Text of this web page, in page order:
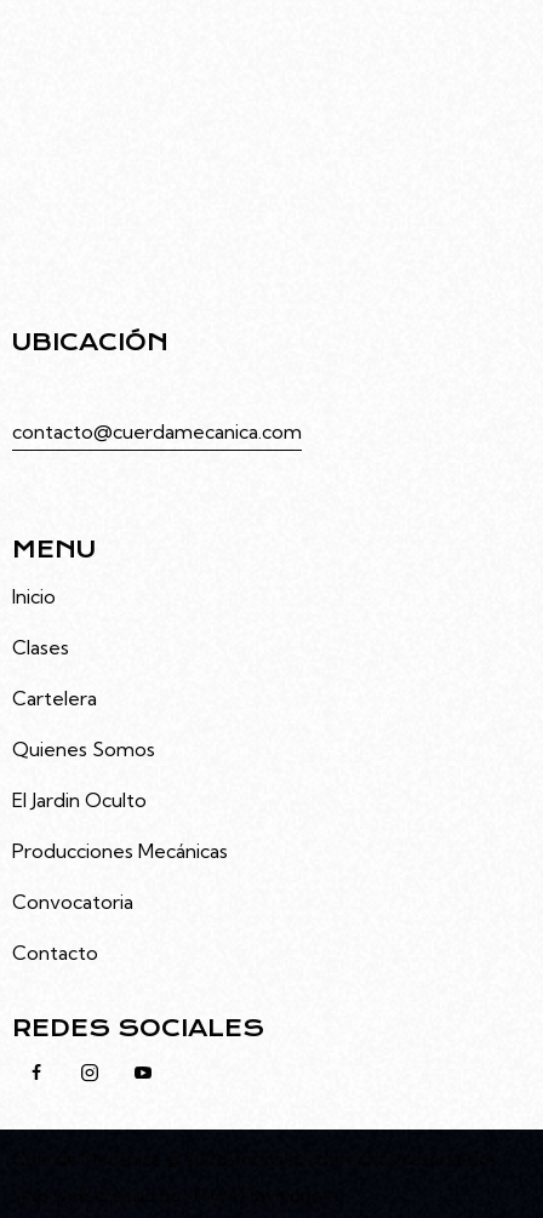
UBICACIÓN
contacto@cuerdamecanica.com
MENU
Inicio
Clases
Cartelera
Quienes Somos
El Jardin Oculto
Producciones Mecánicas
Convocatoria
Contacto
REDES SOCIALES